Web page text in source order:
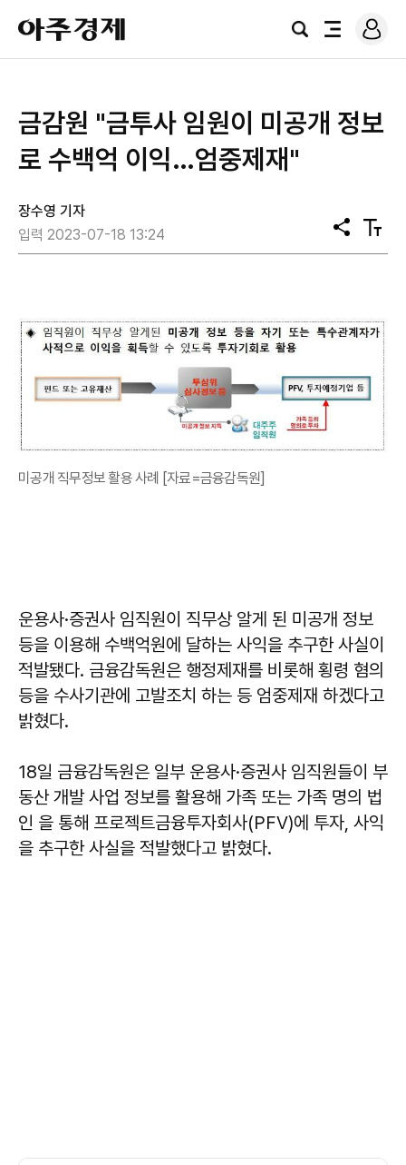
아
주
경
검
전
로
그
금감원 "금투사 임원이 미공개 정보
로 수백억 이익…엄중제재"
장수영 기자
입력 2023-07-18 13:24
공
유
텍
스
미공개 직무정보 활용 사례 [자료=금융감독원]
운용사·증권사 임직원이 직무상 알게 된 미공개 정보
등을 이용해 수백억원에 달하는 사익을 추구한 사실이
적발됐다. 금융감독원은 행정제재를 비롯해 횡령 혐의
등을 수사기관에 고발조치 하는 등 엄중제재 하겠다고
밝혔다.
18일 금융감독원은 일부 운용사·증권사 임직원들이 부
동산 개발 사업 정보를 활용해 가족 또는 가족 명의 법
인 을 통해 프로젝트금융투자회사(PFV)에 투자, 사익
을 추구한 사실을 적발했다고 밝혔다.